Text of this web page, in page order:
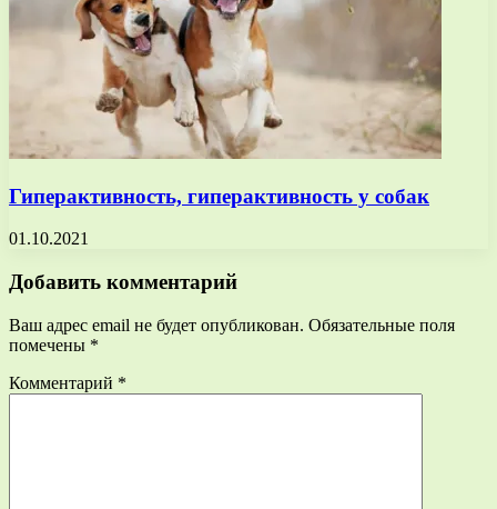
Гиперактивность, гиперактивность у собак
01.10.2021
Добавить комментарий
Ваш адрес email не будет опубликован. Обязательные поля
помечены *
Комментарий *